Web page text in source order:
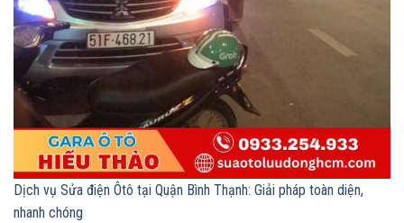
Dịch vụ Sửa điện Ôtô tại Quận Bình Thạnh: Giải pháp toàn diện,
nhanh chóng